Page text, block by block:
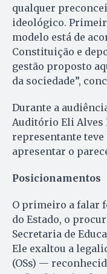
qualquer
ideológico.
modelo está de
Constituição e
gestão proposto
da sociedade”,
Durante a
Auditório Eli Alves
representante
apresentar o
Posicionamentos
O primeiro a falar
do Estado, o
Secretaria de
Ele exaltou a
(OSs) —